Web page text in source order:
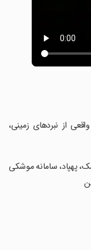
واقعی از نبردهای زمینی،
پهپاد، سامانه موشکی